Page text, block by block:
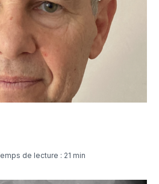
Temps de lecture : 21 min